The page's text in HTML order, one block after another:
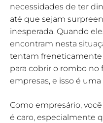
necessidades de ter
até que sejam
inesperada. Quando
encontram nesta
tentam
para cobrir o rombo no
empresas, e isso é
Como empresário,
é caro, especialmente